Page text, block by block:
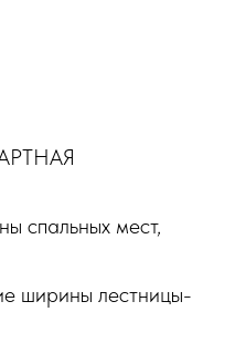
спальных мест,
ширины лестницы-